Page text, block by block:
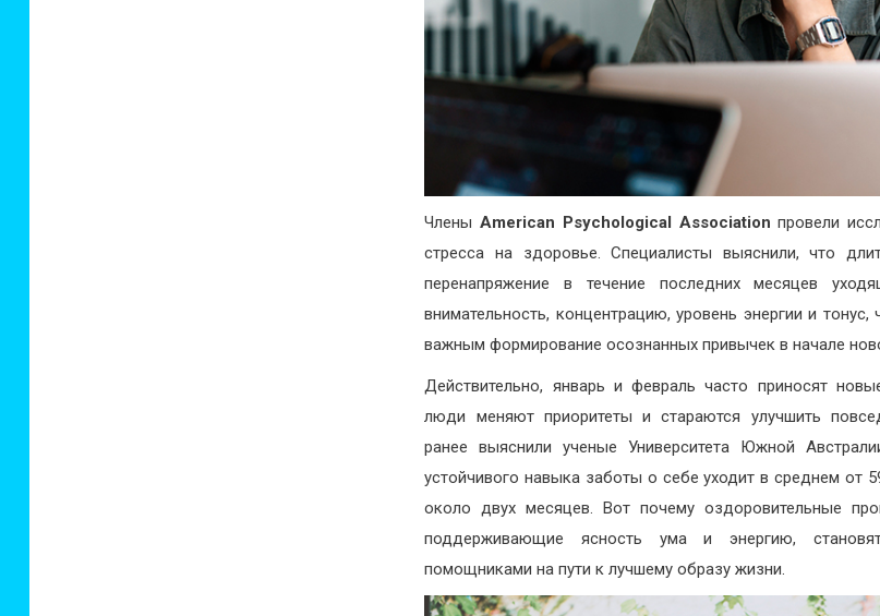
ЧленыAmerican Psychological Association провели
стресса на здоровье. Специалисты выяснили, что
перенапряжение в течение последних месяцев
внимательность, концентрацию, уровень энергии и
важным формирование осознанных привычек в начале
Действительно, январь и февраль часто приносят
люди меняют приоритеты и стараются улучшить
ранее выяснили ученые Университета Южной
устойчивого навыка заботы о себе уходит в среднем от
около двух месяцев. Вот почему оздоровительные
поддерживающие ясность ума и энергию,
помощниками на пути к лучшему образу жизни.